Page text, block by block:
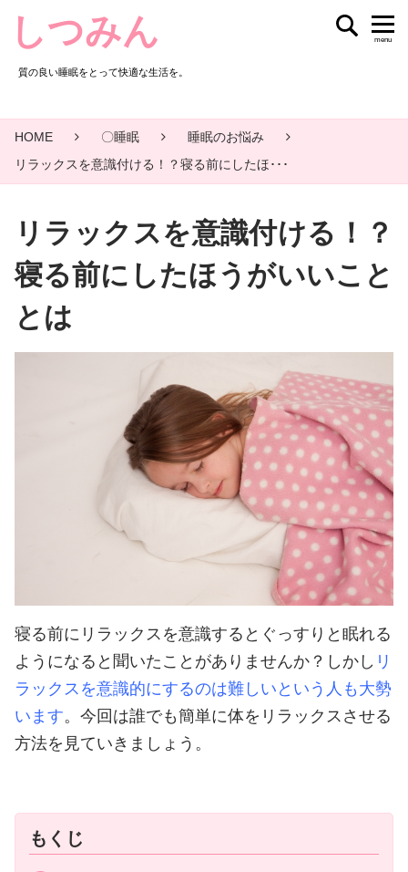
しつみん
質の良い睡眠をとって快適な生活を。
menu
HOME 〇睡眠
睡眠のお悩み
リラックスを意識付ける！？寝る前にしたほ･･･
リラックスを意識付ける！？
寝る前にしたほうがいいこと
とは
寝る前にリラックスを意識するとぐっすりと眠れる
ようになると聞いたことがありませんか？しかし リ
ラックスを意識的にするのは難しいという人も大勢
います。今回は誰でも簡単に体をリラックスさせる
方法を見ていきましょう。
もくじ